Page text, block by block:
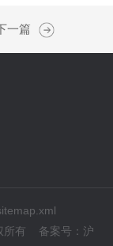
一篇
所有 备案号：沪